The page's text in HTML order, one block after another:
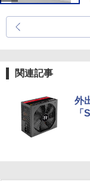
関連記事
外
「